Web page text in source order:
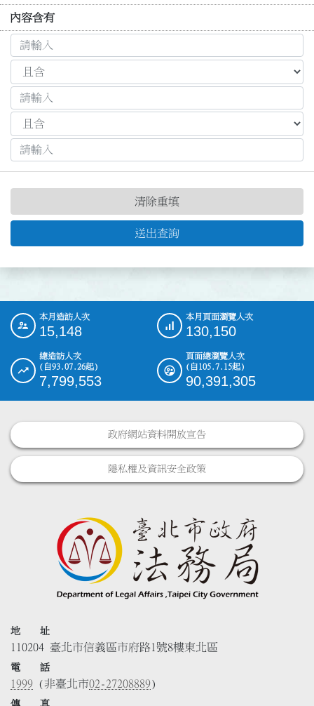
內容含有
送出查詢
清除重填
::: 本月造訪人次
15,148
本月頁面瀏覽人次
130,150
總造訪人次
(自93.07.26起)
7,799,553
頁面總瀏覽人次
(自105.7.15起)
90,391,305
政府網站資料開放宣告
隱私權及資訊安全政策
地 址
110204 臺北市信義區市府路1號8樓東北區
電 話
1999 (非臺北市02-27208889)
傳 真